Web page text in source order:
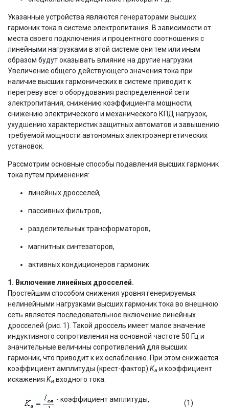
Указанные устройства являются генераторами высших
гармоник тока в системе электропитания. В зависимости от
места своего подключения и процентного соотношения с
линейными нагрузками в этой системе они тем или иным
образом будут оказывать влияние на другие нагрузки.
Увеличение общего действующего значения тока при
наличие высших гармонических в системе приводит к
перегреву всего оборудования распределенной сети
электропитания, снижению коэффициента мощности,
снижению электрического и механического КПД нагрузок,
ухудшению характеристик защитных автоматов и завышению
требуемой мощности автономных электроэнергетических
установок.
Рассмотрим основные способы подавления высших гармоник
тока путем применения:
линейных дросселей,
пассивных фильтров,
разделительных трансформаторов,
магнитных синтезаторов,
активных кондиционеров гармоник.
1. Включение линейных дросселей.
Простейшим способом снижения уровня генерируемых
нелинейными нагрузками высших гармоник тока во внешнюю
сеть является последовательное включение линейных
дросселей (рис. 1). Такой дроссель имеет малое значение
индуктивного сопротивления на основной частоте 50 Гц и
значительные величины сопротивлений для высших
гармоник, что приводит к их ослаблению. При этом снижается
коэффициент амплитуды (крест-фактор) Ka и коэффициент
искажения Kи входного тока.
- коэффициент амплитуды, (1)